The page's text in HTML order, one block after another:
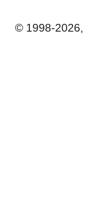
© 1998-2026,